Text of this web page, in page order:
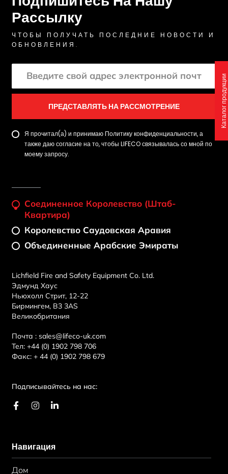
Рассылку
ЧТОБЫ ПОЛУЧАТЬ ПОСЛЕДНИЕ НОВОСТИ И
ОБНОВЛЕНИЯ.
ПРЕДСТАВЛЯТЬ НА РАССМОТРЕНИЕ
Я прочитал(а) и принимаю Политику конфиденциальности, а
также даю согласие на то, чтобы LIFECO связывалась со мной по
моему запросу.
Соединенное Королевство (штаб-
Квартира)
Королевство Саудовская Аравия
Объединенные Арабские Эмираты
Lichfield Fire and Safety Equipment Co. Ltd.
Эдмунд Хаус
Ньюхолл Стрит, 12-22
Бирмингем, B3 3AS
Великобритания
Почта :sales@lifeco-uk.com
Тел: +44 (0) 1902 798 706
Факс:+ 44 (0) 1902 798 679
Подписывайтесь на нас:
F
a
o
o
k
И
н
г
р
L
d
i
Навигация
Дом
Каталог продукции